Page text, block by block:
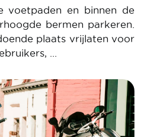
voetpaden en binnen de
bermen parkeren.
plaats vrijlaten voor
…